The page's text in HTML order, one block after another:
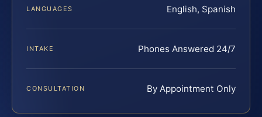
LANGUAGES English, Spanish
INTAKE Phones Answered 24/7
CONSULTATION By Appointment Only